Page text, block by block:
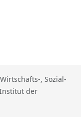
, Sozial-
der